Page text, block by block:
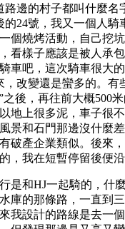
邊的村子都叫什麼
24號，我又一個人
個燒烤活動，自己挖
看樣子應該是被人承
車吧，這次騎車很大
改變還是蠻多的。
後，再往前大概500
地上很多泥，車子很
景和石門那邊沒什麼
破產企業類似。後來
，我在短暫停留後便沿
是和HJ一起騎的，什
庫的那條路，一直
我設計的路線是去一